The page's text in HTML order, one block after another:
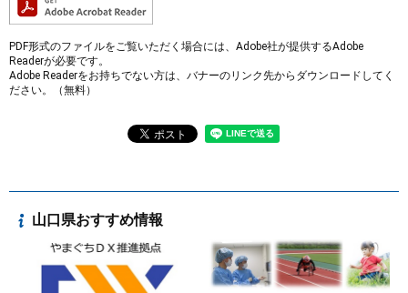
PDF形式のファイルをご覧いただく場合には、Adobe社が提供するAdobe
Readerが必要です。
Adobe Readerをお持ちでない方は、バナーのリンク先からダウンロードしてく
ださい。（無料）
山口県おすすめ情報